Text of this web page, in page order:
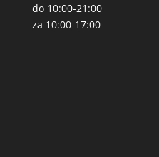
do 10:00-21:00
za 10:00-17:00